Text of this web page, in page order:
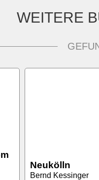
WEITERE
Neukölln
Bernd Kessinger